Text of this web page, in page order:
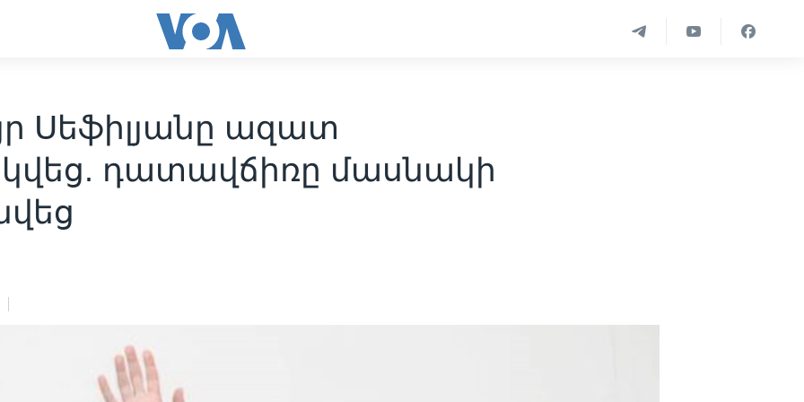
Սեֆիլյանը ազատ
դատավճիռը մասնակի